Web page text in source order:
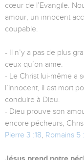
cœur de l’Evangile.
amour, un innocent
coupable.
- Il n’y a pas de plus
ceux qu’on aime.
- Le Christ lui-même a
l’innocent, il est mort
conduire à Dieu.
- Dieu prouve son
encore pécheurs,
Pierre 3 :18, Romains 5